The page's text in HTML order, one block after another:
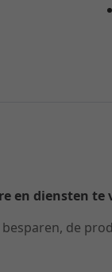
en diensten te
de